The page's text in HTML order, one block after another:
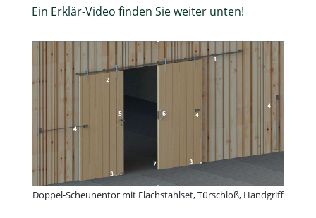
Ein Erklär-Video finden Sie weiter unten!
Doppel-Scheunentor mit Flachstahlset, Türschloß, Handgriff